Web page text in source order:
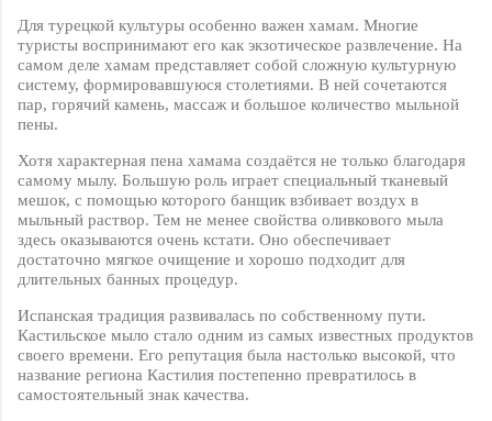
Для турецкой культуры особенно важен хамам. Многие
туристы воспринимают его как экзотическое развлечение. На
самом деле хамам представляет собой сложную культурную
систему, формировавшуюся столетиями. В ней сочетаются
пар, горячий камень, массаж и большое количество мыльной
пены.
Хотя характерная пена хамама создаётся не только благодаря
самому мылу. Большую роль играет специальный тканевый
мешок, с помощью которого банщик взбивает воздух в
мыльный раствор. Тем не менее свойства оливкового мыла
здесь оказываются очень кстати. Оно обеспечивает
достаточно мягкое очищение и хорошо подходит для
длительных банных процедур.
Испанская традиция развивалась по собственному пути.
Кастильское мыло стало одним из самых известных продуктов
своего времени. Его репутация была настолько высокой, что
название региона Кастилия постепенно превратилось в
самостоятельный знак качества.